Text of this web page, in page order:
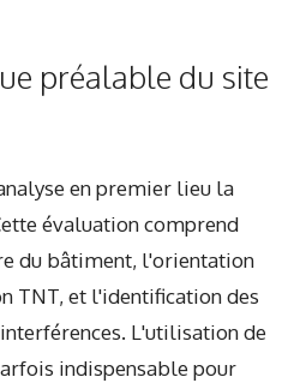
préalable du site
en premier lieu la
évaluation comprend
du bâtiment, l'orientation
TNT, et l'identification des
L'utilisation de
indispensable pour